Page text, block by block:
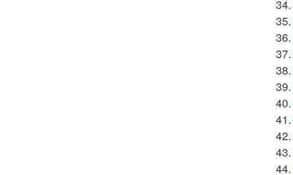
34.
35.
36.
37.
38.
39.
40.
41.
42.
43.
44.